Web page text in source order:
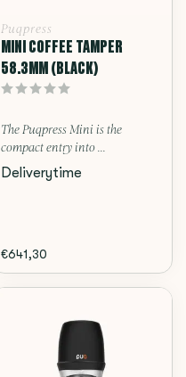
Puqpress
MINI COFFEE TAMPER
58.3MM (BLACK)
The Puqpress Mini is the
compact entry into ...
Deliverytime
€641,30